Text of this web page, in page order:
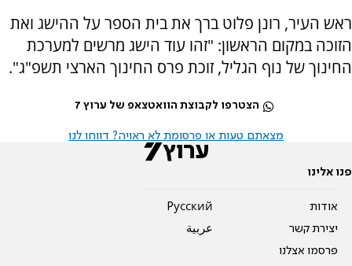
ראש העיר, רונן פלוט ברך את בית הספר על ההישג ואת
הזוכה במקום הראשון: "זהו עוד הישג מרשים למערכת
החינוך של נוף הגליל, זוכת פרס החינוך הארצי תשפ"ג".
הצטרפו לקבוצת הוואטצאפ של ערוץ 7
מצאתם טעות או פרסומת לא ראויה? דווחו לנו
פנו אלינו
אודות
יצירת קשר
פרסמו אצלנו
Pусский
عربية